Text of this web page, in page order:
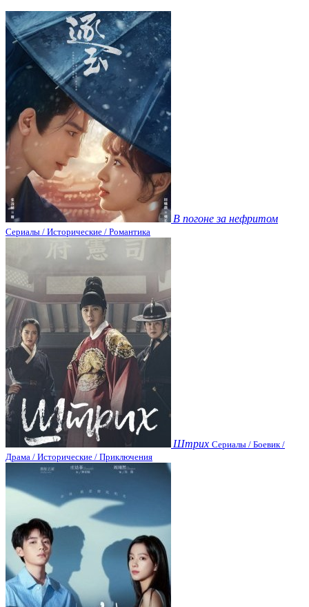
В погоне за нефритом
Сериалы / Исторические / Романтика
Штрих Сериалы / Боевик /
Драма / Исторические / Приключения